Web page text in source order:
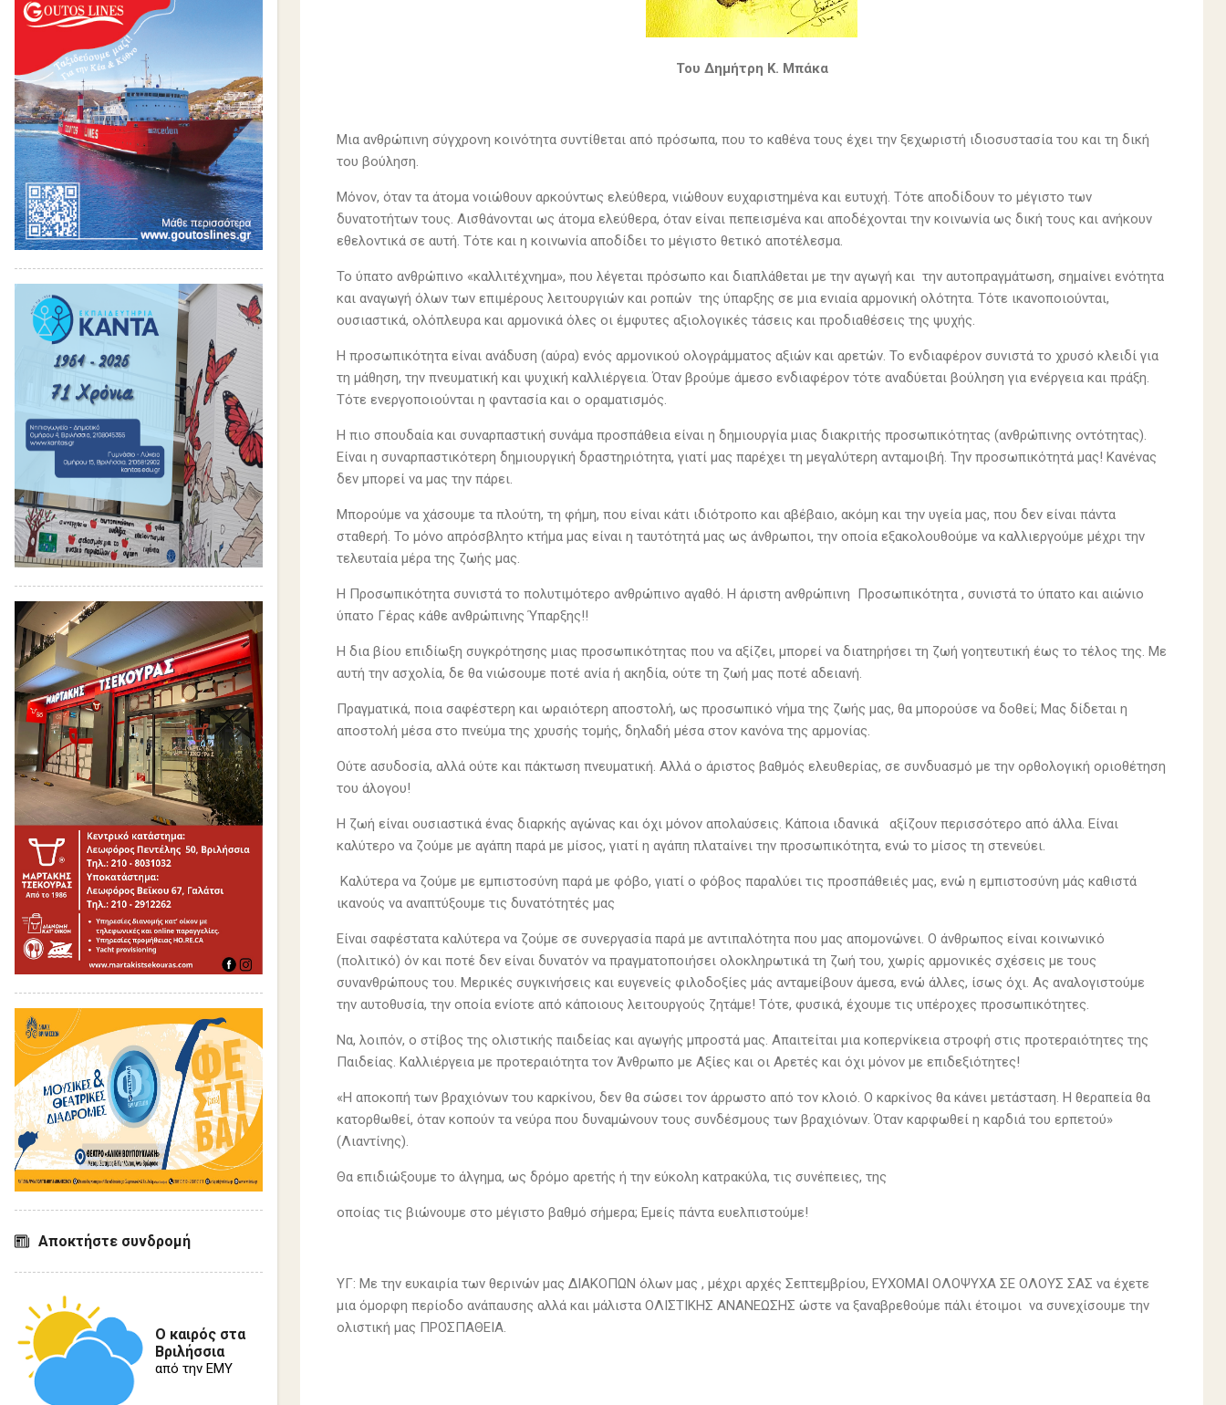
Του Δημήτρη Κ. Μπάκα
Μια ανθρώπινη σύγχρονη κοινότητα συντίθεται από πρόσωπα, που το καθένα τους έχει την ξεχωριστή ιδιοσυστασία του και τη δική
του βούληση.
Μόνον, όταν τα άτομα νοιώθουν αρκούντως ελεύθερα, νιώθουν ευχαριστημένα και ευτυχή. Τότε αποδίδουν το μέγιστο των
δυνατοτήτων τους. Αισθάνονται ως άτομα ελεύθερα, όταν είναι πεπεισμένα και αποδέχονται την κοινωνία ως δική τους και ανήκουν
εθελοντικά σε αυτή. Τότε και η κοινωνία αποδίδει το μέγιστο θετικό αποτέλεσμα.
Το ύπατο ανθρώπινο «καλλιτέχνημα», που λέγεται πρόσωπο και διαπλάθεται με την αγωγή και την αυτοπραγμάτωση, σημαίνει ενότητα
και αναγωγή όλων των επιμέρους λειτουργιών και ροπών της ύπαρξης σε μια ενιαία αρμονική ολότητα. Τότε ικανοποιούνται,
ουσιαστικά, ολόπλευρα και αρμονικά όλες οι έμφυτες αξιολογικές τάσεις και προδιαθέσεις της ψυχής.
Η προσωπικότητα είναι ανάδυση (αύρα) ενός αρμονικού ολογράμματος αξιών και αρετών. Το ενδιαφέρον συνιστά το χρυσό κλειδί για
τη μάθηση, την πνευματική και ψυχική καλλιέργεια. Όταν βρούμε άμεσο ενδιαφέρον τότε αναδύεται βούληση για ενέργεια και πράξη.
Τότε ενεργοποιούνται η φαντασία και ο οραματισμός.
Η πιο σπουδαία και συναρπαστική συνάμα προσπάθεια είναι η δημιουργία μιας διακριτής προσωπικότητας (ανθρώπινης οντότητας).
Είναι η συναρπαστικότερη δημιουργική δραστηριότητα, γιατί μας παρέχει τη μεγαλύτερη ανταμοιβή. Την προσωπικότητά μας! Κανένας
δεν μπορεί να μας την πάρει.
Μπορούμε να χάσουμε τα πλούτη, τη φήμη, που είναι κάτι ιδιότροπο και αβέβαιο, ακόμη και την υγεία μας, που δεν είναι πάντα
σταθερή. Το μόνο απρόσβλητο κτήμα μας είναι η ταυτότητά μας ως άνθρωποι, την οποία εξακολουθούμε να καλλιεργούμε μέχρι την
τελευταία μέρα της ζωής μας.
Η Προσωπικότητα συνιστά το πολυτιμότερο ανθρώπινο αγαθό. Η άριστη ανθρώπινη Προσωπικότητα , συνιστά το ύπατο και αιώνιο
ύπατο Γέρας κάθε ανθρώπινης Ύπαρξης!!
Η δια βίου επιδίωξη συγκρότησης μιας προσωπικότητας που να αξίζει, μπορεί να διατηρήσει τη ζωή γοητευτική έως το τέλος της. Με
αυτή την ασχολία, δε θα νιώσουμε ποτέ ανία ή ακηδία, ούτε τη ζωή μας ποτέ αδειανή.
Πραγματικά, ποια σαφέστερη και ωραιότερη αποστολή, ως προσωπικό νήμα της ζωής μας, θα μπορούσε να δοθεί; Μας δίδεται η
αποστολή μέσα στο πνεύμα της χρυσής τομής, δηλαδή μέσα στον κανόνα της αρμονίας.
Ούτε ασυδοσία, αλλά ούτε και πάκτωση πνευματική. Αλλά ο άριστος βαθμός ελευθερίας, σε συνδυασμό με την ορθολογική οριοθέτηση
του άλογου!
Η ζωή είναι ουσιαστικά ένας διαρκής αγώνας και όχι μόνον απολαύσεις. Κάποια ιδανικά αξίζουν περισσότερο από άλλα. Είναι
καλύτερο να ζούμε με αγάπη παρά με μίσος, γιατί η αγάπη πλαταίνει την προσωπικότητα, ενώ το μίσος τη στενεύει.
Καλύτερα να ζούμε με εμπιστοσύνη παρά με φόβο, γιατί ο φόβος παραλύει τις προσπάθειές μας, ενώ η εμπιστοσύνη μάς καθιστά
ικανούς να αναπτύξουμε τις δυνατότητές μας
Είναι σαφέστατα καλύτερα να ζούμε σε συνεργασία παρά με αντιπαλότητα που μας απομονώνει. Ο άνθρωπος είναι κοινωνικό
(πολιτικό) όν και ποτέ δεν είναι δυνατόν να πραγματοποιήσει ολοκληρωτικά τη ζωή του, χωρίς αρμονικές σχέσεις με τους
συνανθρώπους του. Μερικές συγκινήσεις και ευγενείς φιλοδοξίες μάς ανταμείβουν άμεσα, ενώ άλλες, ίσως όχι. Ας αναλογιστούμε
την αυτοθυσία, την οποία ενίοτε από κάποιους λειτουργούς ζητάμε! Τότε, φυσικά, έχουμε τις υπέροχες προσωπικότητες.
Να, λοιπόν, ο στίβος της ολιστικής παιδείας και αγωγής μπροστά μας. Απαιτείται μια κοπερνίκεια στροφή στις προτεραιότητες της
Παιδείας. Καλλιέργεια με προτεραιότητα τον Άνθρωπο με Αξίες και οι Αρετές και όχι μόνον με επιδεξιότητες!
«Η αποκοπή των βραχιόνων του καρκίνου, δεν θα σώσει τον άρρωστο από τον κλοιό. Ο καρκίνος θα κάνει μετάσταση. Η θεραπεία θα
κατορθωθεί, όταν κοπούν τα νεύρα που δυναμώνουν τους συνδέσμους των βραχιόνων. Όταν καρφωθεί η καρδιά του ερπετού»
(Λιαντίνης).
Θα επιδιώξουμε το άλγημα, ως δρόμο αρετής ή την εύκολη κατρακύλα, τις συνέπειες, της
οποίας τις βιώνουμε στο μέγιστο βαθμό σήμερα; Εμείς πάντα ευελπιστούμε!
ΥΓ: Με την ευκαιρία των θερινών μας ΔΙΑΚΟΠΩΝ όλων μας , μέχρι αρχές Σεπτεμβρίου, ΕΥΧΟΜΑΙ ΟΛΟΨΥΧΑ ΣΕ ΟΛΟΥΣ ΣΑΣ να έχετε
μια όμορφη περίοδο ανάπαυσης αλλά και μάλιστα ΟΛΙΣΤΙΚΗΣ ΑΝΑΝΕΩΣΗΣ ώστε να ξαναβρεθούμε πάλι έτοιμοι να συνεχίσουμε την
ολιστική μας ΠΡΟΣΠΑΘΕΙΑ.
Αποκτήστε συνδρομή
Ο καιρός στα
Βριλήσσια
από την ΕΜΥ